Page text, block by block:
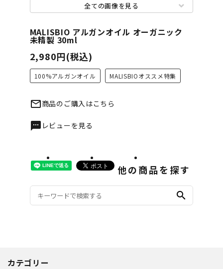
全ての画像を見る
MALISBIO アルガンオイル オーガニック
未精製 30ml
2,980円(税込)
100%アルガンオイル MALISBIOオススメ特集
mail_outline商品のご購入はこちら
textsms レビューを見る
他の商品を探す
search
カテゴリー